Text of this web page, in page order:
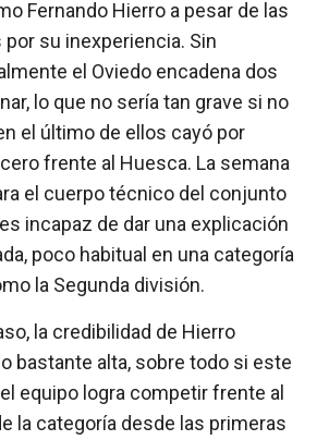
Fernando Hierro a pesar de las
su inexperiencia. Sin
el Oviedo encadena dos
lo que no sería tan grave si no
el último de ellos cayó por
frente al Huesca. La semana
el cuerpo técnico del conjunto
incapaz de dar una explicación
poco habitual en una categoría
la Segunda división.
la credibilidad de Hierro
bastante alta, sobre todo si este
equipo logra competir frente al
la categoría desde las primeras